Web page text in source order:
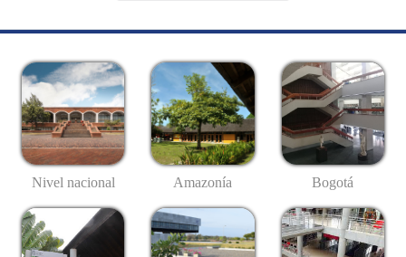
Nivel nacional Amazonía Bogotá